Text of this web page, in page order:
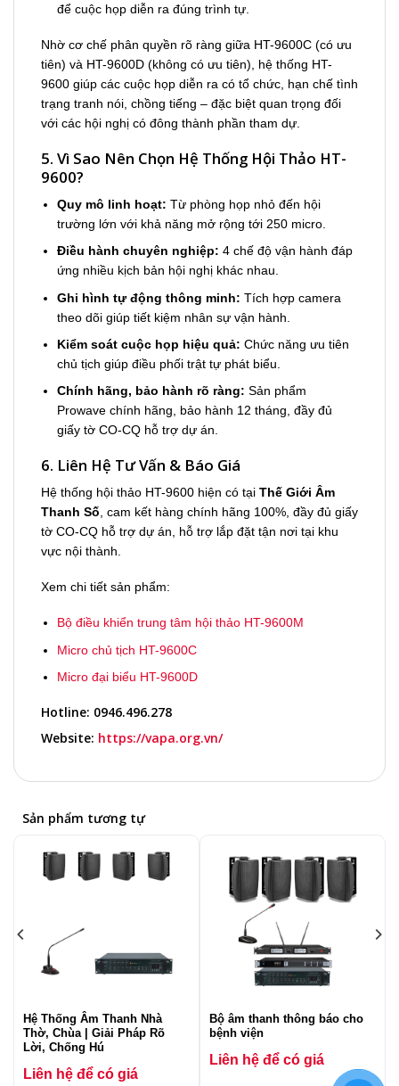
để cuộc họp diễn ra đúng trình tự.
Nhờ cơ chế phân quyền rõ ràng giữa HT-9600C (có ưu
tiên) và HT-9600D (không có ưu tiên), hệ thống HT-
9600 giúp các cuộc họp diễn ra có tổ chức, hạn chế tình
trạng tranh nói, chồng tiếng – đặc biệt quan trọng đối
với các hội nghị có đông thành phần tham dự.
5. Vì Sao Nên Chọn Hệ Thống Hội Thảo HT-
9600?
Quy mô linh hoạt: Từ phòng họp nhỏ đến hội
trường lớn với khả năng mở rộng tới 250 micro.
Điều hành chuyên nghiệp: 4 chế độ vận hành đáp
ứng nhiều kịch bản hội nghị khác nhau.
Ghi hình tự động thông minh: Tích hợp camera
theo dõi giúp tiết kiệm nhân sự vận hành.
Kiểm soát cuộc họp hiệu quả: Chức năng ưu tiên
chủ tịch giúp điều phối trật tự phát biểu.
Chính hãng, bảo hành rõ ràng: Sản phẩm
Prowave chính hãng, bảo hành 12 tháng, đầy đủ
giấy tờ CO-CQ hỗ trợ dự án.
6. Liên Hệ Tư Vấn & Báo Giá
Hệ thống hội thảo HT-9600 hiện có tại Thế Giới Âm
Thanh Số , cam kết hàng chính hãng 100%, đầy đủ giấy
tờ CO-CQ hỗ trợ dự án, hỗ trợ lắp đặt tận nơi tại khu
vực nội thành.
Xem chi tiết sản phẩm:
Bộ điều khiển trung tâm hội thảo HT-9600M
Micro chủ tịch HT-9600C
Micro đại biểu HT-9600D
Hotline: 0946.496.278
Website: https://vapa.org.vn/
Sản phẩm tương tự
Hệ Thống Âm Thanh Nhà
Thờ, Chùa | Giải Pháp Rõ
Lời, Chống Hú
Liên hệ để có giá
Bộ âm thanh thông báo cho
bệnh viện
Liên hệ để có giá